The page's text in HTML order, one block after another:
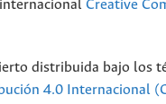
Creative
distribuida bajo los
4.0 Internacional